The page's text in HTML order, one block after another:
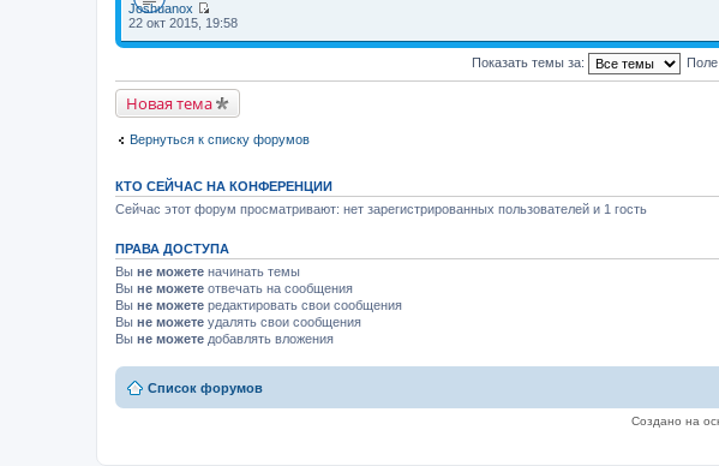
и
к
п
л
е
д
е
с
о
щ
е
н
и
ю
Joshuanox
П
р
й
т
и
к
п
л
е
д
м
с
о
о
б
щ
н
ю
22 окт 2015, 19:58
Показать темы за: Поле
Новая тема
Вернуться к списку форумов
КТО СЕЙЧАС НА КОНФЕРЕНЦИИ
Сейчас этот форум просматривают: нет зарегистрированных пользователей и 1 гость
ПРАВА ДОСТУПА
Вы не можете начинать темы
Вы не можете отвечать на сообщения
Вы не можете редактировать свои сообщения
Вы не можете удалять свои сообщения
Вы не можете добавлять вложения
Список форумов
Создано на